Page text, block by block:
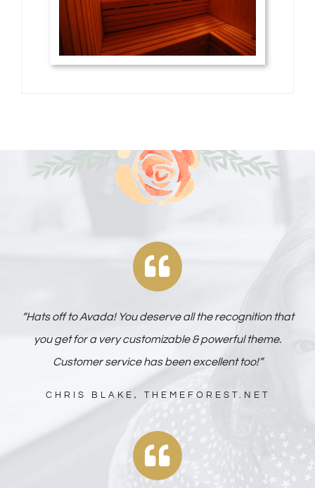
“Hats off to Avada! You deserve all the recognition that
you get for a very customizable & powerful theme.
Customer service has been excellent too!”
CHRIS BLAKE, THEMEFOREST.NET